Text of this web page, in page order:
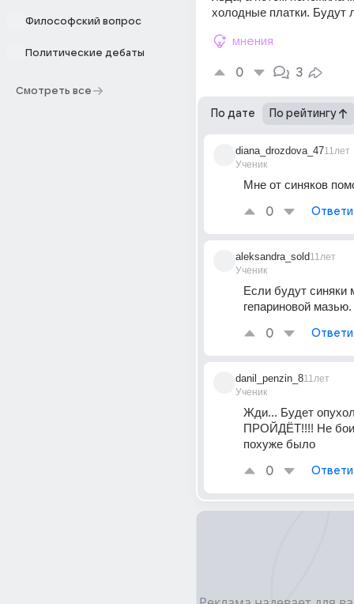
Философский вопрос
Политические дебаты
Смотреть все
холодные платки. Будут
мнения
0 3
По дате По рейтингу
diana_drozdova_47
Ученик
11лет
Мне от синяков
0
aleksandra_sold
Ученик
11лет
Если будут синяки
гепариновой мазью.
0
danil_penzin_8
Ученик
11лет
Жди... Будет
ПРОЙДЁТ!!!! Не
похуже было
0